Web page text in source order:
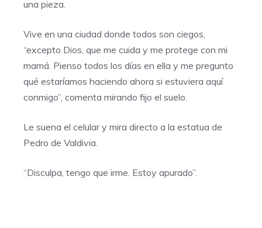
una pieza.
Vive en una ciudad donde todos son ciegos,
“excepto Dios, que me cuida y me protege con mi
mamá. Pienso todos los días en ella y me pregunto
qué estaríamos haciendo ahora si estuviera aquí
conmigo”, comenta mirando fijo el suelo.
Le suena el celular y mira directo a la estatua de
Pedro de Valdivia.
“Disculpa, tengo que irme. Estoy apurado”.